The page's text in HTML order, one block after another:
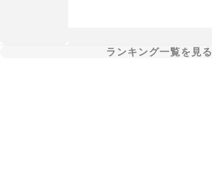
ランキング一覧を見る